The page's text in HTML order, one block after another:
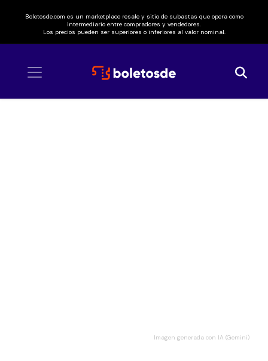
Boletosde.com es un marketplace resale y sitio de subastas que opera como
intermediario entre compradores y vendedores.
Los precios pueden ser superiores o inferiores al valor nominal.
Imagen generada con IA (Gemini)